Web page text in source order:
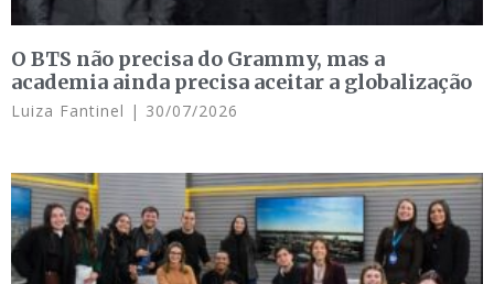
O BTS não precisa do Grammy, mas a
academia ainda precisa aceitar a globalização
Luiza Fantinel 30/07/2026